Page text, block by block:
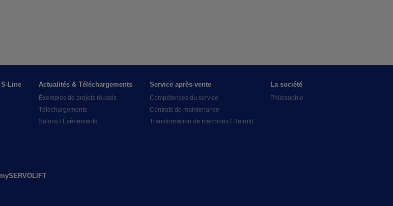
S-Line Actualités & Téléchargements
Éxemples de projets réussis
Téléchargements
Salons / Événements
Service après-vente
Compétences du service
Contrats de maintenance
Transformation de machines / Retrofit
La société
Philosophie
mySERVOLIFT